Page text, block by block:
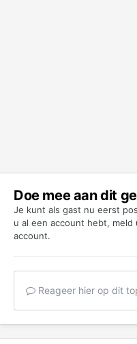
Doe mee aan dit
Je kunt als gast nu eerst
u al een account hebt, meld
account.
Reageer hier op dit